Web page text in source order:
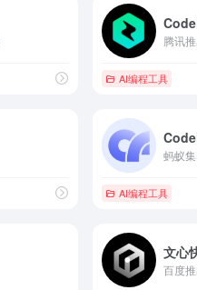
腾讯
AI编程工具
蚂蚁
AI编程工具
文心